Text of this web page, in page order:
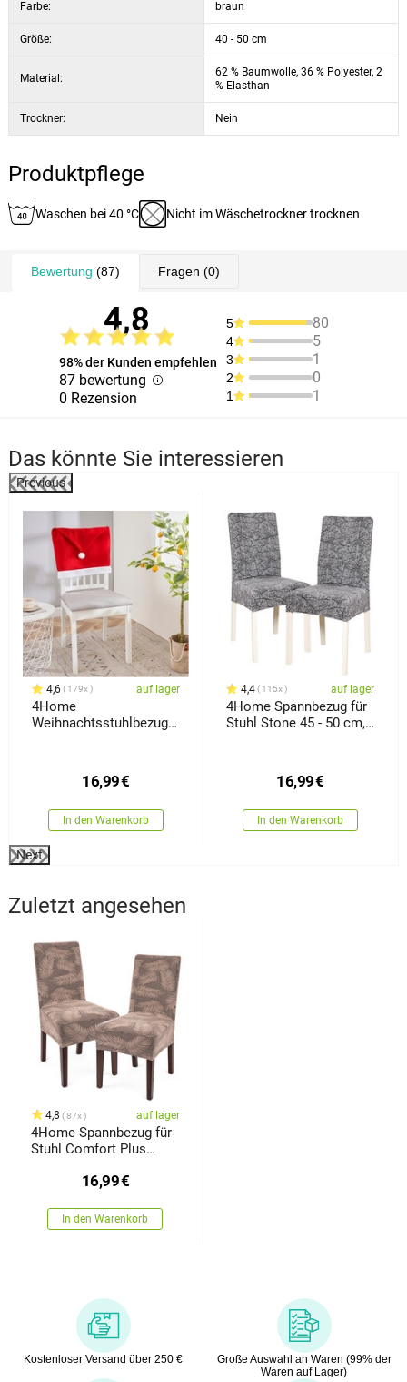
Farbe: braun
Größe: 40 - 50 cm
Material:
62 % Baumwolle, 36 % Polyester, 2
% Elasthan
Trockner: Nein
Produktpflege
Waschen bei 40 °C Nicht im Wäschetrockner trocknen
Bewertung (87) Fragen (0)
4,8
98% der Kunden empfehlen
87 bewertung
0 Rezension
5 80
4 5
3 1
2 0
1 1
Das könnte Sie interessieren
Previous
4,6 179x auf lager
4Home
Weihnachtsstuhlbezug
16,99€
In den Warenkorb
4,4 115x auf lager
4Home Spannbezug für
Stuhl Stone 45 - 50 cm,
16,99€
In den Warenkorb
Next
Zuletzt angesehen
4,8 87x auf lager
4Home Spannbezug für
Stuhl Comfort Plus
16,99€
In den Warenkorb
Kostenloser Versand über 250 €
Große Auswahl an Waren (99% der
Waren auf Lager)